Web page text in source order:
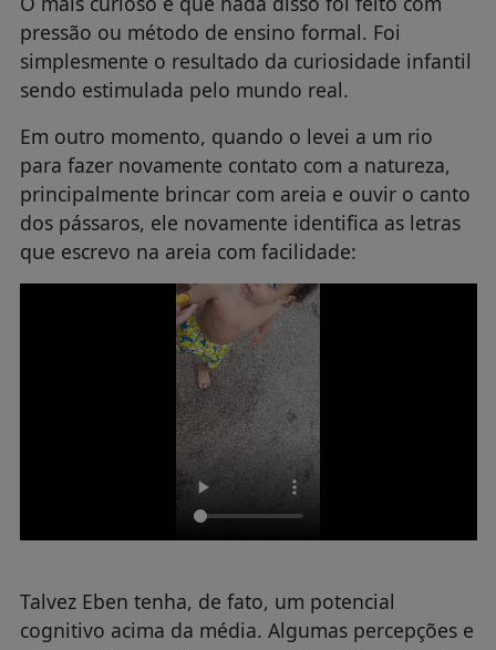
pressão ou método de ensino formal. Foi
simplesmente o resultado da curiosidade infantil
sendo estimulada pelo mundo real.
Em outro momento, quando o levei a um rio
para fazer novamente contato com a natureza,
principalmente brincar com areia e ouvir o canto
dos pássaros, ele novamente identifica as letras
que escrevo na areia com facilidade:
Talvez Eben tenha, de fato, um potencial
cognitivo acima da média. Algumas percepções e